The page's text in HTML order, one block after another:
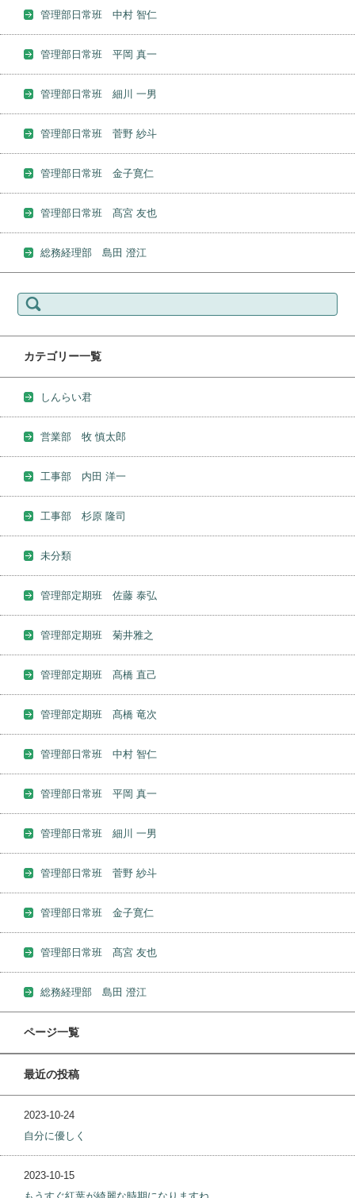
管理部日常班 中村 智仁
管理部日常班 平岡 真一
管理部日常班 細川 一男
管理部日常班 菅野 紗斗
管理部日常班 金子寛仁
管理部日常班 髙宮 友也
総務経理部 島田 澄江
索:
カテゴリー一覧
しんらい君
営業部 牧 慎太郎
工事部 内田 洋一
工事部 杉原 隆司
未分類
管理部定期班 佐藤 泰弘
管理部定期班 菊井雅之
管理部定期班 髙橋 直己
管理部定期班 髙橋 竜次
管理部日常班 中村 智仁
管理部日常班 平岡 真一
管理部日常班 細川 一男
管理部日常班 菅野 紗斗
管理部日常班 金子寛仁
管理部日常班 髙宮 友也
総務経理部 島田 澄江
ページ一覧
最近の投稿
2023-10-24
自分に優しく
2023-10-15